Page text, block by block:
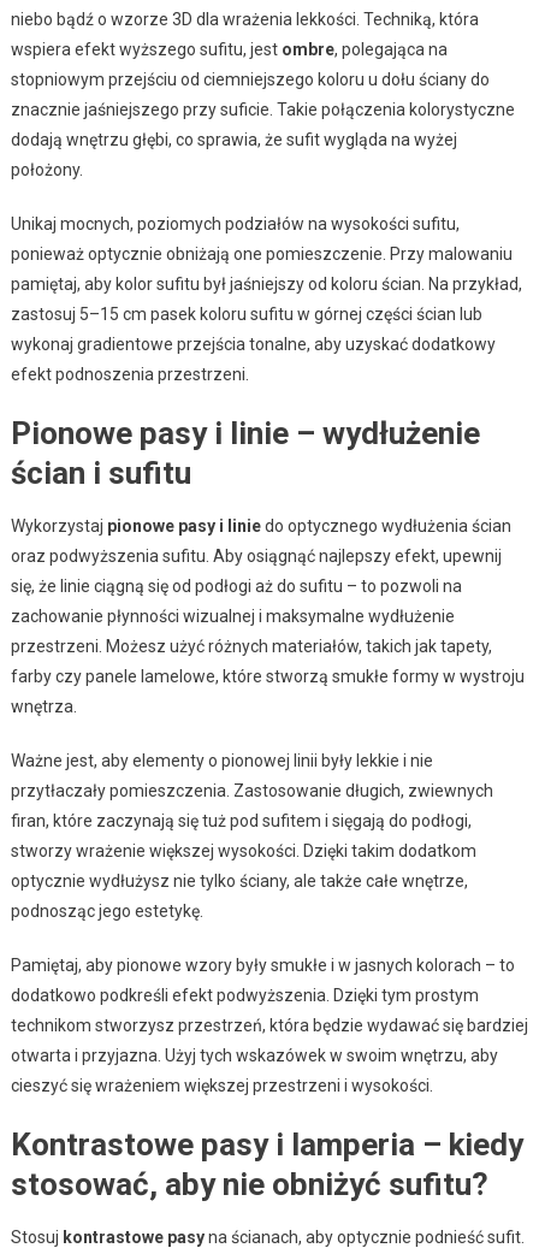
niebo bądź o wzorze 3D dla wrażenia lekkości. Techniką, która
wspiera efekt wyższego sufitu, jest ombre, polegająca na
stopniowym przejściu od ciemniejszego koloru u dołu ściany do
znacznie jaśniejszego przy suficie. Takie połączenia kolorystyczne
dodają wnętrzu głębi, co sprawia, że sufit wygląda na wyżej
położony.
Unikaj mocnych, poziomych podziałów na wysokości sufitu,
ponieważ optycznie obniżają one pomieszczenie. Przy malowaniu
pamiętaj, aby kolor sufitu był jaśniejszy od koloru ścian. Na przykład,
zastosuj 5–15 cm pasek koloru sufitu w górnej części ścian lub
wykonaj gradientowe przejścia tonalne, aby uzyskać dodatkowy
efekt podnoszenia przestrzeni.
Pionowe pasy i linie – wydłużenie
ścian i sufitu
Wykorzystaj pionowe pasy i liniedo optycznego wydłużenia ścian
oraz podwyższenia sufitu. Aby osiągnąć najlepszy efekt, upewnij
się, że linie ciągną się od podłogi aż do sufitu – to pozwoli na
zachowanie płynności wizualnej i maksymalne wydłużenie
przestrzeni. Możesz użyć różnych materiałów, takich jak tapety,
farby czy panele lamelowe, które stworzą smukłe formy w wystroju
wnętrza.
Ważne jest, aby elementy o pionowej linii były lekkie i nie
przytłaczały pomieszczenia. Zastosowanie długich, zwiewnych
firan, które zaczynają się tuż pod sufitem i sięgają do podłogi,
stworzy wrażenie większej wysokości. Dzięki takim dodatkom
optycznie wydłużysz nie tylko ściany, ale także całe wnętrze,
podnosząc jego estetykę.
Pamiętaj, aby pionowe wzory były smukłe i w jasnych kolorach – to
dodatkowo podkreśli efekt podwyższenia. Dzięki tym prostym
technikom stworzysz przestrzeń, która będzie wydawać się bardziej
otwarta i przyjazna. Użyj tych wskazówek w swoim wnętrzu, aby
cieszyć się wrażeniem większej przestrzeni i wysokości.
Kontrastowe pasy i lamperia – kiedy
stosować, aby nie obniżyć sufitu?
Stosuj kontrastowe pasyna ścianach, aby optycznie podnieść sufit.